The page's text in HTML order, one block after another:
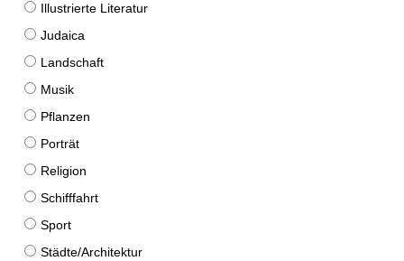
Illustrierte Literatur
Judaica
Landschaft
Musik
Pflanzen
Porträt
Religion
Schifffahrt
Sport
Städte/Architektur